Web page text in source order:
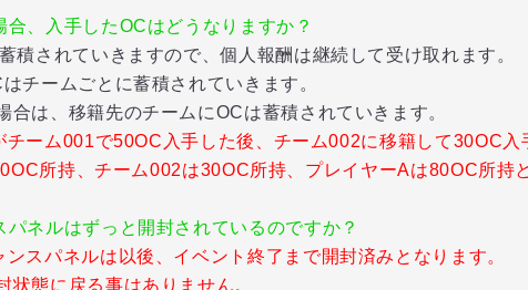
、入手したOCはどうなりますか？
されていきますので、個人報酬は継続して受け取れます。
ームごとに蓄積されていきます。
、移籍先のチームにOCは蓄積されていきます。
チーム001で50OC入手した後、チーム002に移籍して30OC入
、チーム002は30OC所持、プレイヤーAは80OC所持
ネルはずっと開封されているのですか？
スパネルは以後、イベント終了まで開封済みとなります。
状態に戻る事はありません。